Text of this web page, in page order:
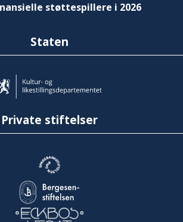
støttespillere i 2026
Staten
Private stiftelser